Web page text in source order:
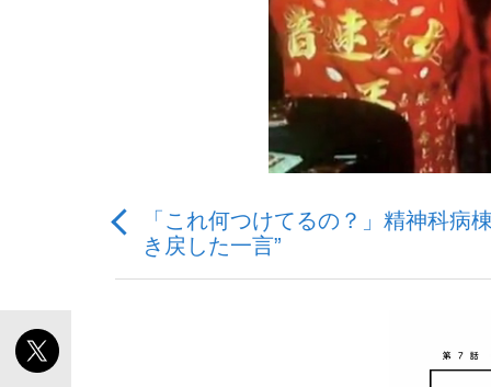
「90%は失敗する。でも…」本田圭佑が初
観る将棋、読む将棋
「これ何つけてるの？」精神科
き戻した一言”